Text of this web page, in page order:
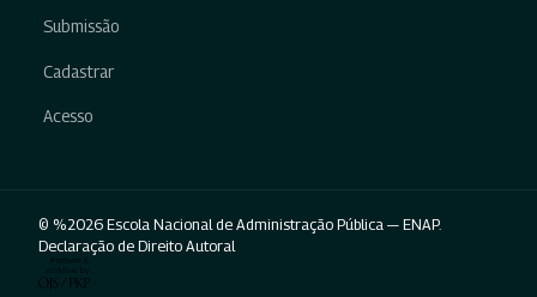
Submissão
Cadastrar
Acesso
© %2026 Escola Nacional de Administração Pública — ENAP.
Declaração de Direito Autoral